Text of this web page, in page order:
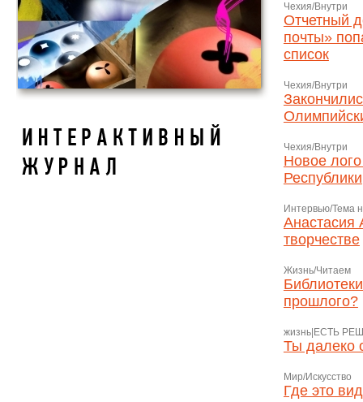
Чехия/Внутри
Отчетный
почты»
список
Чехия/Внутри
Чехия/Внутри
Новое
Республики
Интервью/Тема
Анастасия
творчестве
Жизнь/Читаем
прошлого?
жизнь|ЕСТЬ
Ты далеко
Мир/Искусство
Где это